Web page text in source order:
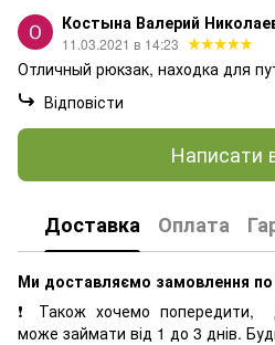
Костына Валерий
11.03.2021 в 14:23
Отличный рюкзак, находка для
Відповісти
Написати
Доставка Оплата
Ми доставляємо замовлення по
❗ Також хочемо
може займати від 1 до 3 днів.